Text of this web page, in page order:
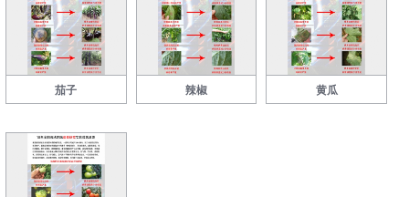
茄子 辣椒 黄瓜